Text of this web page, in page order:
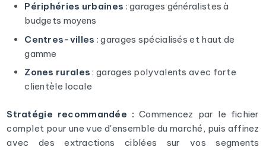
Périphéries urbaines : garages généralistes à
budgets moyens
Centres-villes : garages spécialisés et haut de
gamme
Zones rurales : garages polyvalents avec forte
clientèle locale
Stratégie recommandée : Commencez par le fichier
complet pour une vue d'ensemble du marché, puis affinez
avec des extractions ciblées sur vos segments